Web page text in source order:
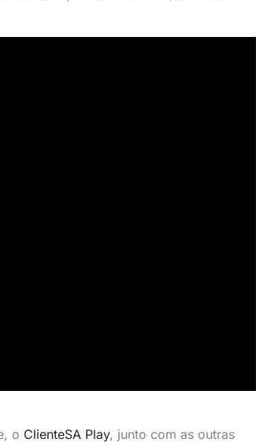
o ClienteSA Play, junto com as outras